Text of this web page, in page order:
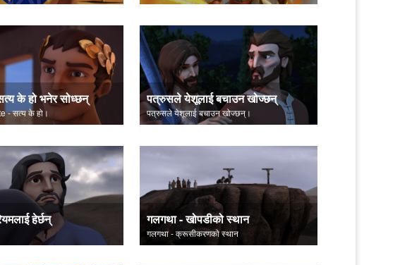
के हो भनेर सोध्छन्
- सत्य के हो।
पत्रुसले येशूलाई बचाउन खोज्छन्
पत्रुसले येशूलाई बचाउन खोज्छन्।
हेर्छन् गलगथा - खोपडीको स्थान
गलगथा - क्रूसीकरणकाे स्थान